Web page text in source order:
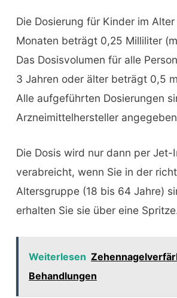
Die Dosierung für Kinder im
Monaten beträgt 0,25 Milliliter
Das Dosisvolumen für alle
3 Jahren oder älter beträgt 0,5
Alle aufgeführten Dosierungen
Arzneimittelhersteller
Die Dosis wird nur dann per Jet-
verabreicht, wenn Sie in der
Altersgruppe (18 bis 64 Jahre)
erhalten Sie sie über eine
Weiterlesen
Behandlungen